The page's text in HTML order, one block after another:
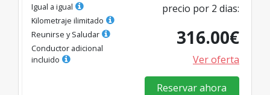
Igual a igual
Kilometraje ilimitado
Reunirse y Saludar
Conductor adicional
incluido
precio por 2 dias:
316.00€
Ver oferta
Reservar ahora